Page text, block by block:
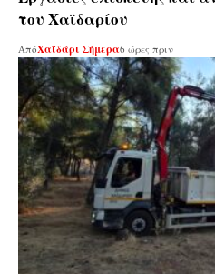
του Χαϊδαρίου
ΑπόΧαϊδάρι Σήμερα6 ώρες πριν